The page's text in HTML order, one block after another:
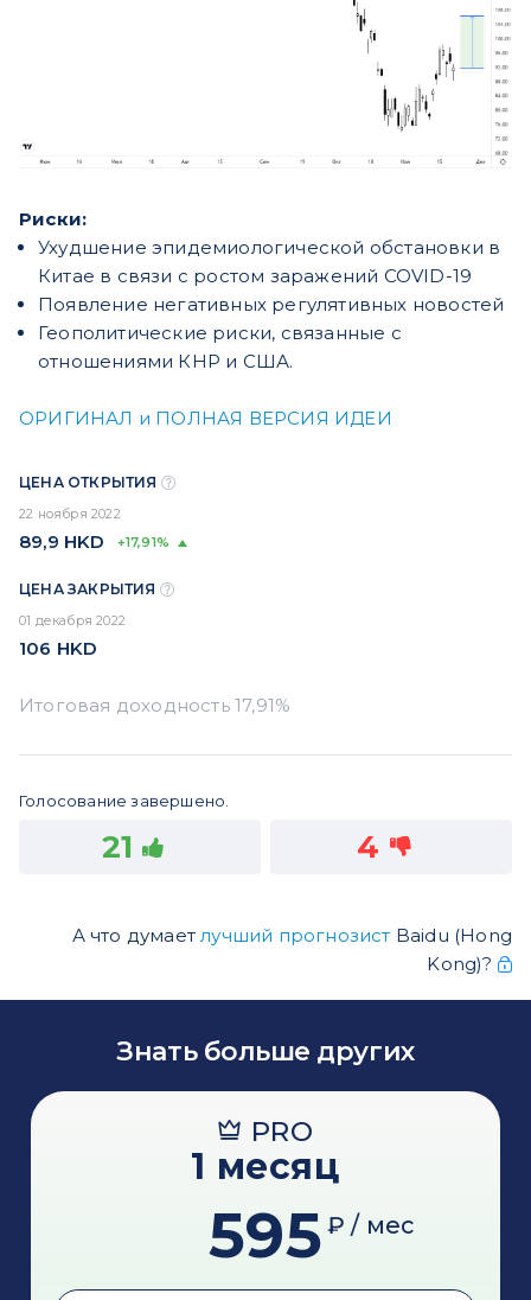
Риски:
Ухудшение эпидемиологической обстановки в
Китае в связи с ростом заражений COVID-19
Появление негативных регулятивных новостей
Геополитические риски, связанные с
отношениями КНР и США.
ОРИГИНАЛ и ПОЛНАЯ ВЕРСИЯ ИДЕИ
ЦЕНА ОТКРЫТИЯ
22 ноября 2022
89,9 HKD +17,91%
ЦЕНА ЗАКРЫТИЯ
01 декабря 2022
106 HKD
Голосование завершено.
21 4
А что думаетлучший прогнозист Baidu (Hong
Kong)?
Знать больше других
PRO
1 месяц
595 ₽ / мес